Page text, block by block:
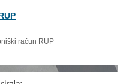
račun RUP